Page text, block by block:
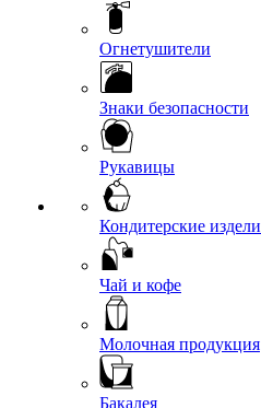
Огнетушители
Знаки безопасности
Рукавицы
Кондитерские
Чай и кофе
Молочная продукция
Бакалея